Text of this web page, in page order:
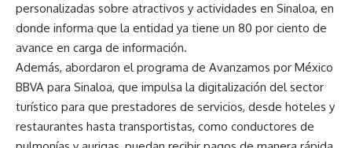
personalizadas sobre atractivos y actividades en Sinaloa, en
donde informa que la entidad ya tiene un 80 por ciento de
avance en carga de información.
Además, abordaron el programa de Avanzamos por México
BBVA para Sinaloa, que impulsa la digitalización del sector
turístico para que prestadores de servicios, desde hoteles y
restaurantes hasta transportistas, como conductores de